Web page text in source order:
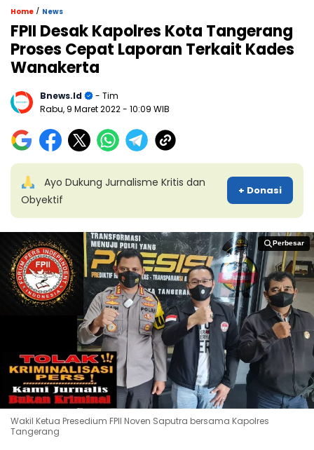
Home / News
FPII Desak Kapolres Kota Tangerang
Proses Cepat Laporan Terkait Kades
Wanakerta
Bnews.id
- Tim
Rabu, 9 Maret 2022- 10:09 WIB
Ayo Dukung Jurnalisme Kritis dan
Obyektif
+ Donasi
Perbesar
Perbesar
Wakil Ketua Presedium FPII Noven Saputra bersama Kapolres
Tangerang